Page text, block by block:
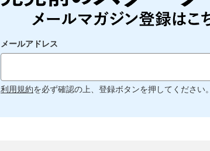
メールアドレス
利用規約を必ず確認の上、登録ボタンを押してください。